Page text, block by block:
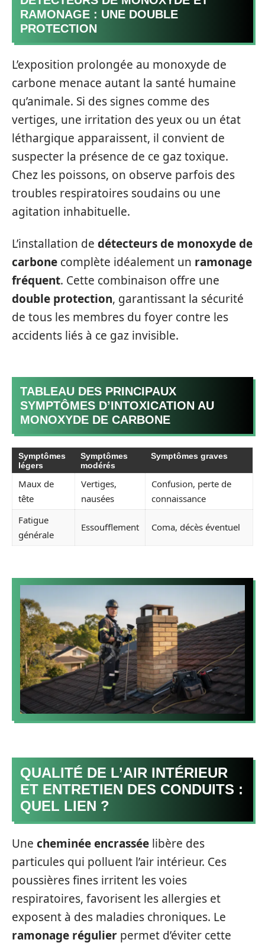
RAMONAGE : UNE DOUBLE
PROTECTION
L’exposition prolongée au monoxyde de
carbone menace autant la santé humaine
qu’animale. Si des signes comme des
vertiges, une irritation des yeux ou un état
léthargique apparaissent, il convient de
suspecter la présence de ce gaz toxique.
Chez les poissons, on observe parfois des
troubles respiratoires soudains ou une
agitation inhabituelle.
L’installation de détecteurs de monoxyde de
carbone complète idéalement un ramonage
fréquent. Cette combinaison offre une
double protection, garantissant la sécurité
de tous les membres du foyer contre les
accidents liés à ce gaz invisible.
TABLEAU DES PRINCIPAUX
SYMPTÔMES D’INTOXICATION AU
MONOXYDE DE CARBONE
Symptômes
légers
Symptômes
modérés
Symptômes graves
Maux de
tête
Vertiges,
nausées
Confusion, perte de
connaissance
Fatigue
générale
Essoufflement Coma, décès éventuel
QUALITÉ DE L’AIR INTÉRIEUR
ET ENTRETIEN DES CONDUITS :
QUEL LIEN ?
Une cheminée encrassée libère des
particules qui polluent l’air intérieur. Ces
poussières fines irritent les voies
respiratoires, favorisent les allergies et
exposent à des maladies chroniques. Le
ramonage régulier permet d’éviter cette